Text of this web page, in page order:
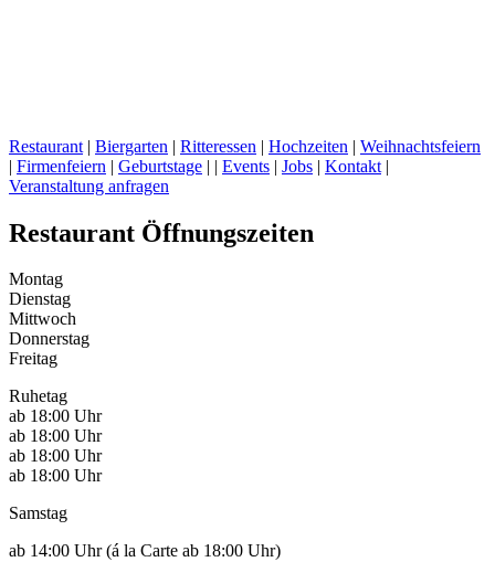
Restaurant | Biergarten | Ritteressen | Hochzeiten | Weihnachtsfeiern
| Firmenfeiern | Geburtstage | | Events | Jobs | Kontakt |
Veranstaltung anfragen
Restaurant Öffnungszeiten
Montag
Dienstag
Mittwoch
Donnerstag
Freitag
Ruhetag
ab 18:00 Uhr
ab 18:00 Uhr
ab 18:00 Uhr
ab 18:00 Uhr
Samstag
ab 14:00 Uhr (á la Carte ab 18:00 Uhr)